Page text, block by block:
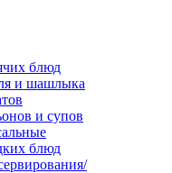
блюд
и шашлыка
и супов
блюд